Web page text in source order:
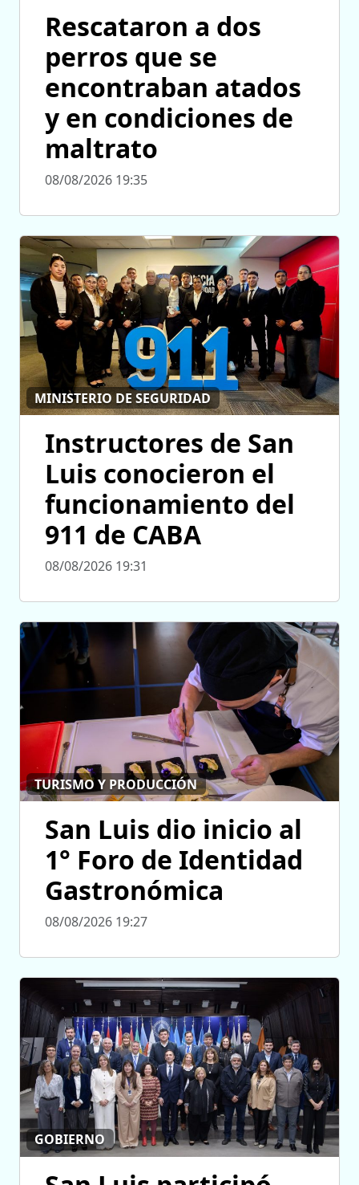
Rescataron a dos
perros que se
encontraban atados
y en condiciones de
maltrato
08/08/2026 19:35
MINISTERIO DE SEGURIDAD
Instructores de San
Luis conocieron el
funcionamiento del
911 de CABA
08/08/2026 19:31
TURISMO Y PRODUCCIÓN
San Luis dio inicio al
1° Foro de Identidad
Gastronómica
08/08/2026 19:27
GOBIERNO